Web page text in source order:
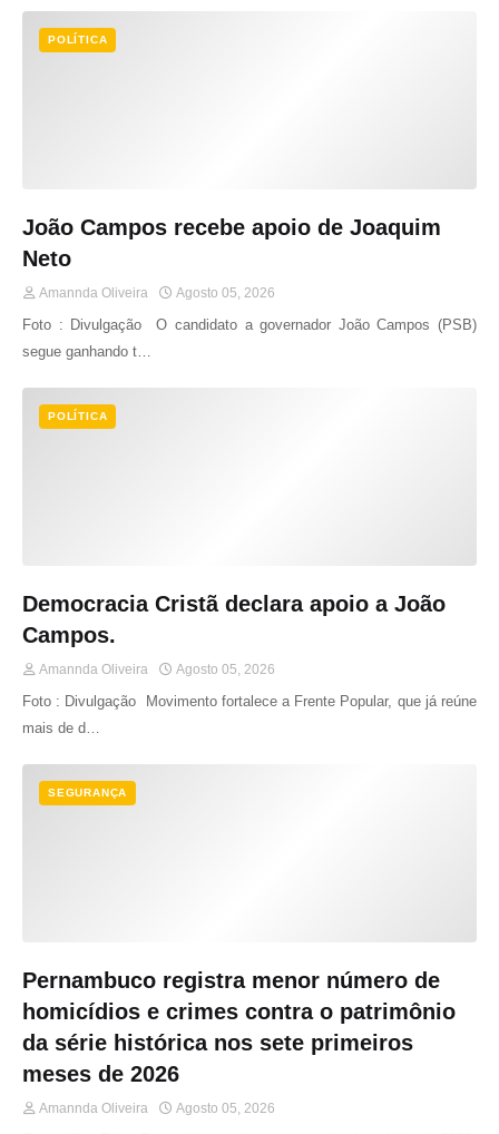
POLÍTICA
João Campos recebe apoio de Joaquim
Neto
Amannda Oliveira Agosto 05, 2026
Foto : Divulgação O candidato a governador João Campos (PSB)
segue ganhando t…
POLÍTICA
Democracia Cristã declara apoio a João
Campos.
Amannda Oliveira Agosto 05, 2026
Foto : Divulgação Movimento fortalece a Frente Popular, que já reúne
mais de d…
SEGURANÇA
Pernambuco registra menor número de
homicídios e crimes contra o patrimônio
da série histórica nos sete primeiros
meses de 2026
Amannda Oliveira Agosto 05, 2026